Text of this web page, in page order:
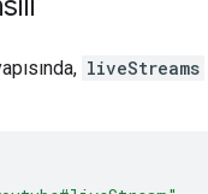
liveStreams